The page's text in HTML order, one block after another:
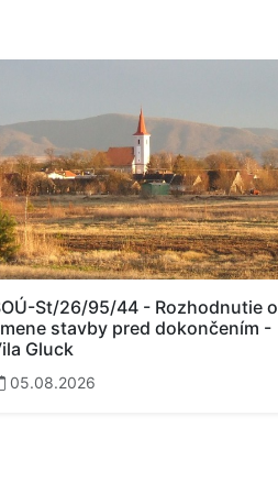
St/26/95/44 - Rozhodnutie o
stavby pred dokončením -
Gluck
05.08.2026